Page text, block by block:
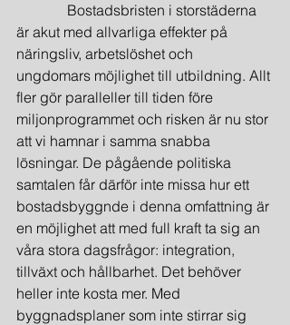
Bostadsbristen i storstäderna
är akut med allvarliga effekter på
näringsliv, arbetslöshet och
ungdomars möjlighet till utbildning. Allt
fler gör paralleller till tiden före
miljonprogrammet och risken är nu stor
att vi hamnar i samma snabba
lösningar. De pågående politiska
samtalen får därför inte missa hur ett
bostadsbyggnde i denna omfattning är
en möjlighet att med full kraft ta sig an
våra stora dagsfrågor: integration,
tillväxt och hållbarhet. Det behöver
heller inte kosta mer. Med
byggnadsplaner som inte stirrar sig